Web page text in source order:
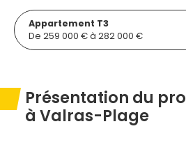
Appartement T3
De 259 000 € à 282 000 €
Présentation du
à Valras-Plage